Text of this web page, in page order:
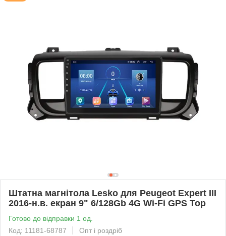
Штатна магнітола Lesko для Peugeot Expert III
2016-н.в. екран 9" 6/128Gb 4G Wi-Fi GPS Top
Готово до відправки 1 од.
Код: 11181-68787
Опт і роздріб